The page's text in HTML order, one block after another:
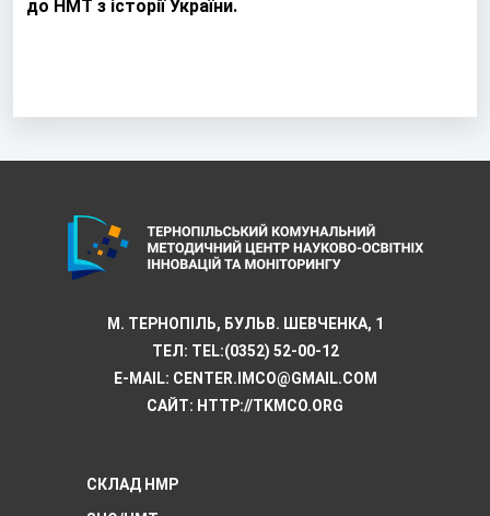
до НМТ з історії України.
М. ТЕРНОПІЛЬ, БУЛЬВ. ШЕВЧЕНКА, 1
ТЕЛ: TEL:(0352) 52-00-12
E-MAIL: CENTER.IMCO@GMAIL.COM
САЙТ: HTTP://TKMCО.ORG
СКЛАД НМР